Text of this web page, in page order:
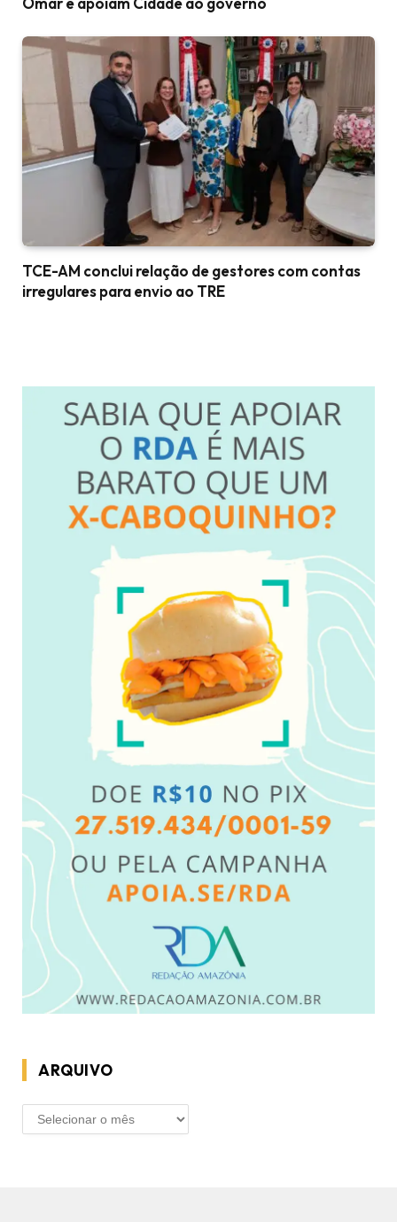
TCE-AM conclui relação de gestores com contas
irregulares para envio ao TRE
ARQUIVO
ARQUIVO